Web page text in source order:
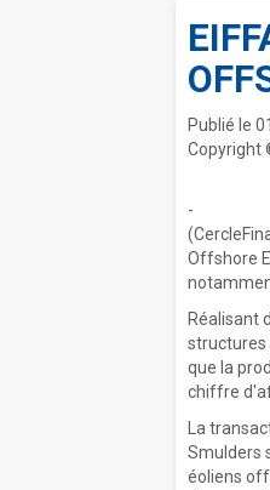
Publié le
Copyright
-
Offshore
Réalisant
structures
que la
chiffre
La
Smulders
éoliens